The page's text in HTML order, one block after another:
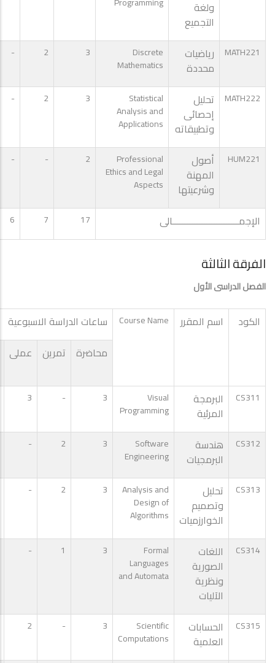
ولغة
التجميع
MATH221
رياضيات
محددة
Discrete
Mathematics
3
2
-
MATH222
تحليل
إحصائى
وتطبيقاته
Statistical
Analysis and
Applications
3
2
-
HUM221
أصول
المهنة
وشرعيتها
Professional
Ethics and Legal
Aspects
2
-
-
الإجمـــــــــــــــــــــــــــالى 17
7
6
الفرقة الثالثة
الفصل الدراسى الأول
الكود اسم المقرر Course Name
ساعات الدراسة الاسبوعية
محاضرة تمرين عملى
CS311
البرمجة
المرئية
Visual
Programming
3
-
3
CS312
هندسة
البرمجيات
Software
Engineering
3
2
-
CS313
تحليل
وتصميم
الخوارزميات
Analysis and
Design of
Algorithms
3
2
-
CS314
اللغات
الصورية
ونظرية
الآليات
Formal
Languages
and Automata
3
1
-
CS315
الحسابات
العلمية
Scientific
Computations
3
-
2